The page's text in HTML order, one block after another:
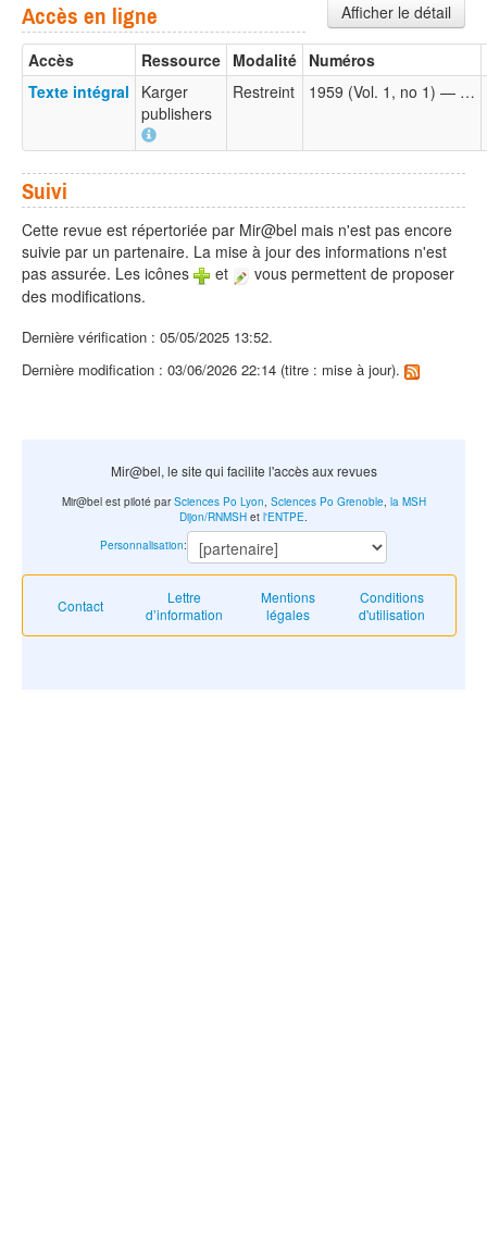
Afficher le détail
Accès en ligne
Accès Ressource Modalité Numéros
Texte intégral
Karger
publishers
Restreint 1959 (Vol. 1, no 1) — …
Suivi
Cette revue est répertoriée par Mir@bel mais n'est pas encore
suivie par un partenaire. La mise à jour des informations n'est
pas assurée. Les icônes
et
vous permettent de proposer
des modifications.
Dernière vérification : 05/05/2025 13:52.
Dernière modification : 03/06/2026 22:14 (titre : mise à jour).
Mir@bel, le site qui facilite l'accès aux revues
Contact
Lettre
d’information
Mentions
légales
Conditions
d'utilisation
Mir@bel est piloté parSciences Po Lyon Sciences Po Grenoble, la MSH
Dijon/RNMSH et l'ENTPE
Personnalisation: